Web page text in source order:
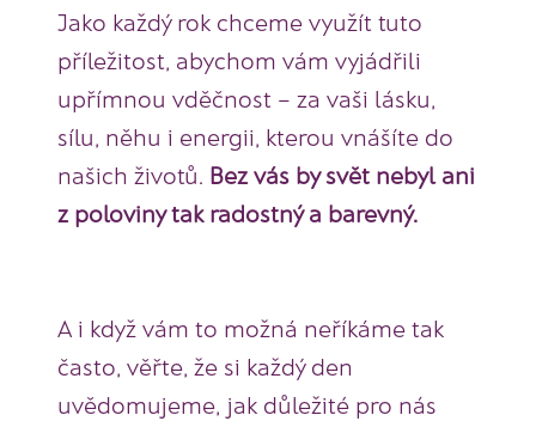
Jako každý rok chceme využít tuto
příležitost, abychom vám vyjádřili
upřímnou vděčnost – za vaši lásku,
sílu, něhu i energii, kterou vnášíte do
našich životů. Bez vás by svět nebyl ani
z poloviny tak radostný a barevný.
A i když vám to možná neříkáme tak
často, věřte, že si každý den
uvědomujeme, jak důležité pro nás